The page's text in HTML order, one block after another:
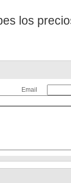
los
Email